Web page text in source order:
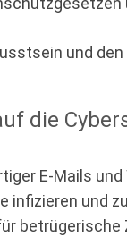
und
die
E-Mails
infizieren und